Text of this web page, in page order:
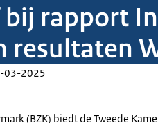
rapport
03-2025
(BZK) biedt de Tweede